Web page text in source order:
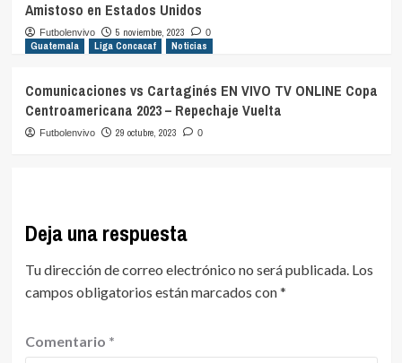
Amistoso en Estados Unidos
Futbolenvivo 5 noviembre, 2023 0
Guatemala Liga Concacaf Noticias
Comunicaciones vs Cartaginés EN VIVO TV ONLINE Copa
Centroamericana 2023 – Repechaje Vuelta
Futbolenvivo 29 octubre, 2023 0
Deja una respuesta
Tu dirección de correo electrónico no será publicada. Los
campos obligatorios están marcados con*
Comentario *